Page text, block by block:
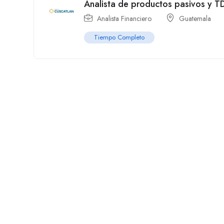
Analista de productos pasivos y
Analista Financiero Guatemala
Tiempo Completo